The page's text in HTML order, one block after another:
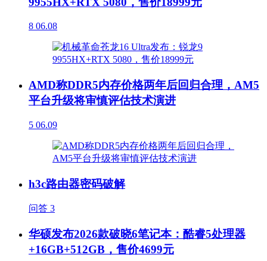
8 06.08
AMD称DDR5内存价格两年后回归合理，AM5
平台升级将审慎评估技术演进
5 06.09
h3c路由器密码破解
问答 3
华硕发布2026款破晓6笔记本：酷睿5处理器
+16GB+512GB，售价4699元